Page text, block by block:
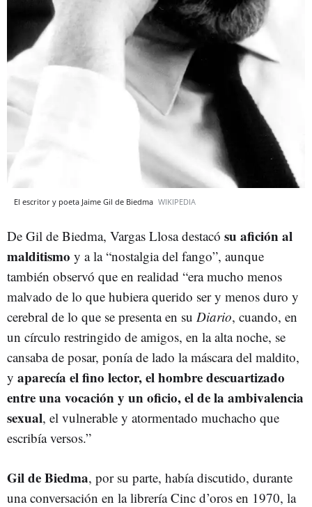
El escritor y poeta Jaime Gil de Biedma WIKIPEDIA
De Gil de Biedma, Vargas Llosa destacó su afición al
malditismo y a la “nostalgia del fango”, aunque
también observó que en realidad “era mucho menos
malvado de lo que hubiera querido ser y menos duro y
cerebral de lo que se presenta en su Diario, cuando, en
un círculo restringido de amigos, en la alta noche, se
cansaba de posar, ponía de lado la máscara del maldito,
y aparecía el fino lector, el hombre descuartizado
entre una vocación y un oficio, el de la ambivalencia
sexual, el vulnerable y atormentado muchacho que
escribía versos.”
Gil de Biedma, por su parte, había discutido, durante
una conversación en la librería Cinc d’oros en 1970, la